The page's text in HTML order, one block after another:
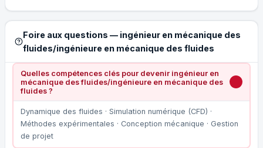
Foire aux questions — ingénieur en mécanique des
fluides/ingénieure en mécanique des fluides
Quelles compétences clés pour devenir ingénieur en
mécanique des fluides/ingénieure en mécanique des
fluides ?
Dynamique des fluides · Simulation numérique (CFD) ·
Méthodes expérimentales · Conception mécanique · Gestion
de projet